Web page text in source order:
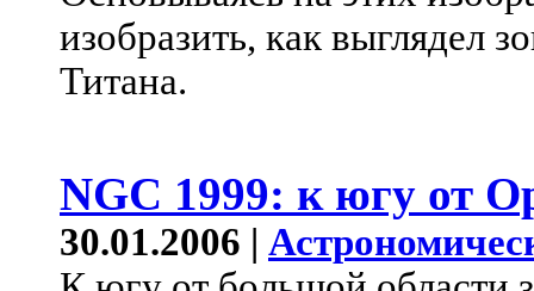
изобразить, как выглядел
Титана.
NGC 1999: к югу от
30.01.2006 |